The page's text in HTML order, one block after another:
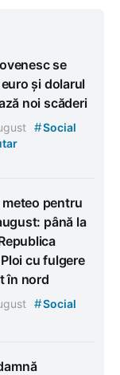
se
și dolarul
noi scăderi
#Social
pentru
până la
cu fulgere
în nord
#Social